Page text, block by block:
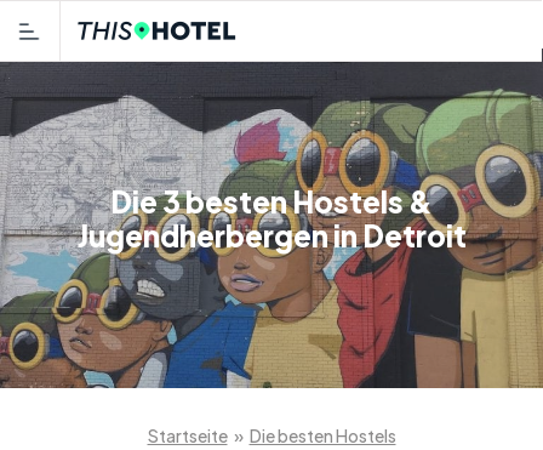
Die 3 besten Hostels &
Jugendherbergen in Detroit
Startseite » Die besten Hostels